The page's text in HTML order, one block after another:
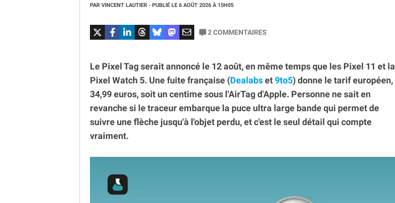
PAR VINCENT LAUTIER - PUBLIÉ LE 6 AOÛT 2026 À 15H05
2COMMENTAIRES
Le Pixel Tag serait annoncé le 12 août, en même temps que les Pixel 11 et la
Pixel Watch 5. Une fuite française (Dealabset9to5) donne le tarif européen,
34,99 euros, soit un centime sous l'AirTag d'Apple. Personne ne sait en
revanche si le traceur embarque la puce ultra large bande qui permet de
suivre une flèche jusqu'à l'objet perdu, et c'est le seul détail qui compte
vraiment.